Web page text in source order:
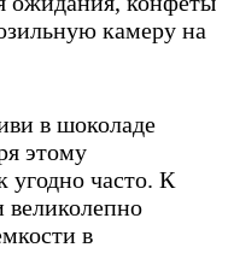
камеру на
в шоколаде
этому
угодно часто. К
великолепно
в